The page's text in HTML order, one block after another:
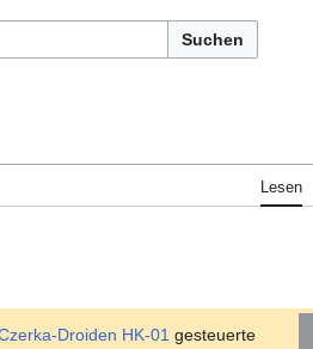
Suchen
Lesen
Droiden HK-01 gesteuerte